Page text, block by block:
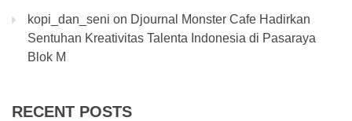
kopi_dan_seni on Djournal Monster Cafe Hadirkan
Sentuhan Kreativitas Talenta Indonesia di Pasaraya
Blok M
RECENT POSTS